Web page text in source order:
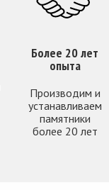
Более 20 лет
опыта
Производим и
устанавливаем
памятники
более 20 лет